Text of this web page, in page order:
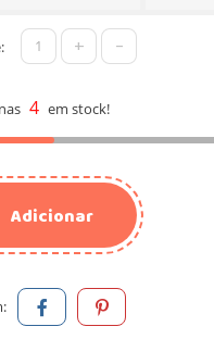
+ -
4 em stock!
Adicionar